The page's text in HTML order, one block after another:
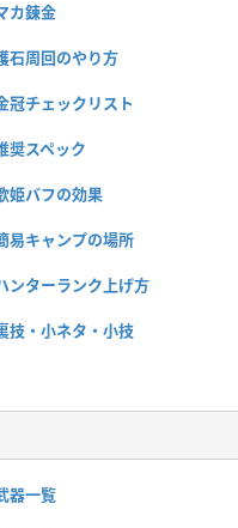
カ錬金
石周回のやり方
冠チェックリスト
奨スペック
姫バフの効果
易キャンプの場所
ンターランク上げ方
技・小ネタ・小技
器一覧